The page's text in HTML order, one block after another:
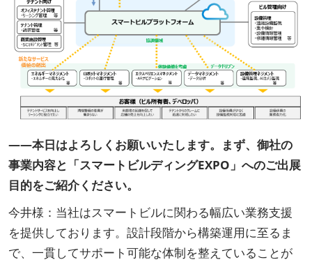
――本日はよろしくお願いいたします。まず、御社の
事業内容と「スマートビルディングEXPO」へのご出展
目的をご紹介ください。
今井様：当社はスマートビルに関わる幅広い業務支援
を提供しております。設計段階から構築運用に至るま
で、一貫してサポート可能な体制を整えていることが